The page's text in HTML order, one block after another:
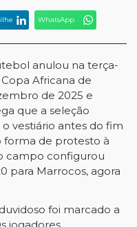
WhatsApp
anulou na terça-
Africana de
de 2025 e
que a seleção
vestiário antes do fim
de protesto à
campo configurou
para Marrocos, agora
foi marcado a